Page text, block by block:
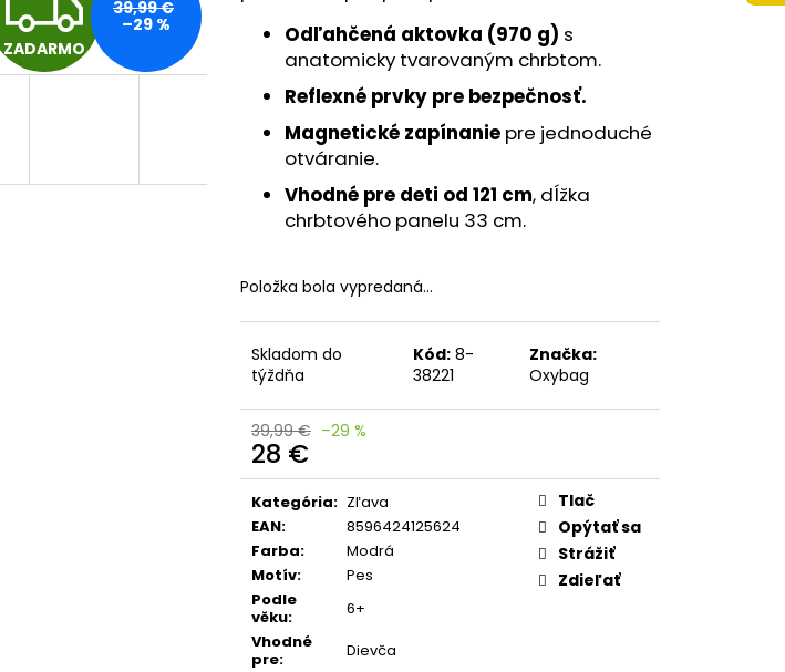
Odľahčená aktovka (970 g) s
anatomicky tvarovaným chrbtom.
Reflexné prvky pre bezpečnosť.
Magnetické zapínanie pre jednoduché
otváranie.
Vhodné pre deti od 121 cm, dĺžka
chrbtového panelu 33 cm.
Položka bola vypredaná…
Skladom do
týždňa
Kód: 8-
38221
Značka:
Oxybag
39,99 € –29 %
28 €
Jednotková
cena:
Kategória: Zľava
EAN:
8596424125624
Farba:
Modrá
Motív:
Pes
Podle
věku:
6+
Vhodné
pre:
Dievča
Tlač
Opýtať sa
Strážiť
Zdieľať
A
ZADARMO
39,99 €
–29 %
BOX NA ZOŠITY A4 JUMBO AUTO SPEED
5,96 €